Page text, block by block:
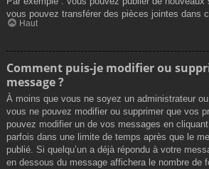
vous pouvez transférer des pièces jointes dans
Haut
Comment puis-je modifier ou
message ?
À moins que vous ne soyez un administrateur
vous ne pouvez modifier ou supprimer que vos
pouvez modifier un de vos messages en
parfois dans une limite de temps après que le
publié. Si quelqu’un a déjà répondu à votre
en dessous du message affichera le nombre de